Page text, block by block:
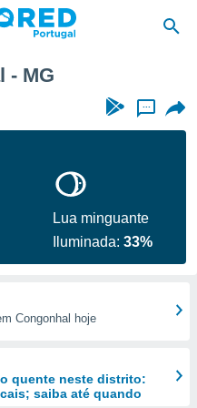
- MG
...
Lua minguante
Iluminada:33%
Congonhal hoje
quente neste distrito:
saiba até quando